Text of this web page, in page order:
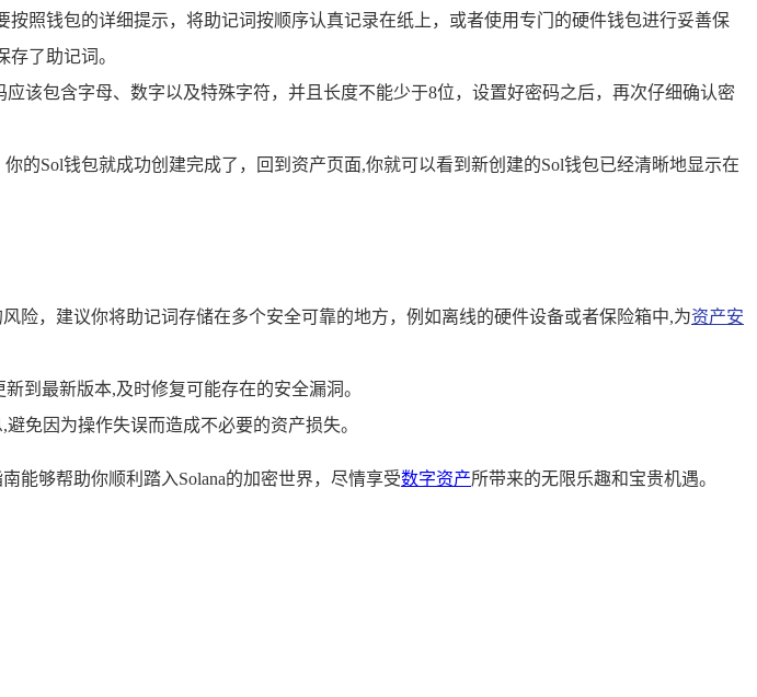
照钱包的详细提示，将助记词按顺序认真记录在纸上，或者使用专门的硬件钱包进行妥善保
了助记词。
该包含字母、数字以及特殊字符，并且长度不能少于8位，设置好密码之后，再次仔细确认密
的Sol钱包就成功创建完成了，回到资产页面,你就可以看到新创建的Sol钱包已经清晰地显示在
险，建议你将助记词存储在多个安全可靠的地方，例如离线的硬件设备或者保险箱中,为资产安
到最新版本,及时修复可能存在的安全漏洞。
免因为操作失误而造成不必要的资产损失。
能够帮助你顺利踏入Solana的加密世界，尽情享受数字资产所带来的无限乐趣和宝贵机遇。